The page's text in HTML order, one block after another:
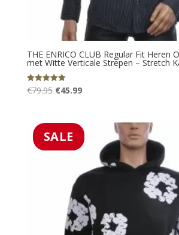
THE ENRICO CLUB Regular Fit Heren
met Witte Verticale Strepen – Stretch
Gewaardeerd
5.00
€79.95 Oorspronkelijke
€79.95.
€45.99Huidige
€45.99.
SALE